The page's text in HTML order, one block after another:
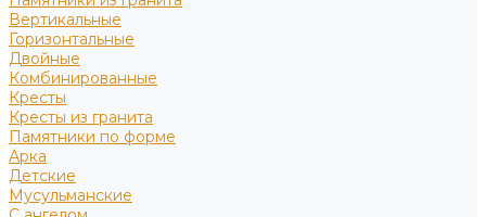
Вертикальные
Горизонтальные
Двойные
Комбинированные
Кресты
Кресты из гранита
Памятники по форме
Арка
Детские
Мусульманские